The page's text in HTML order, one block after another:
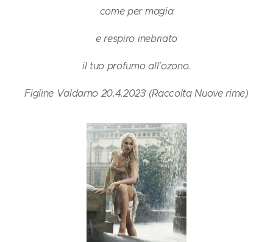
come per magia
e respiro inebriato
il tuo profumo all'ozono.
Figline Valdarno 20.4.2023 (Raccolta Nuove rime)